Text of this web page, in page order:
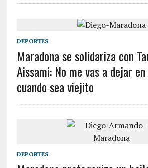
DEPORTES
Maradona se solidariza con
Aissami: No me vas a dejar
cuando sea viejito
DEPORTES